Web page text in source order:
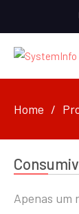
Home
Apenas um